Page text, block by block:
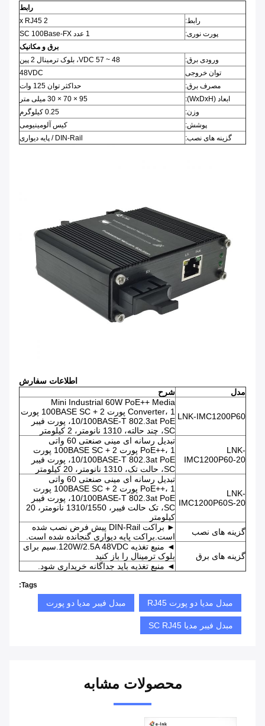
رابط
رابط:
2 x RJ45
پورت نوری:
1 عدد SC 100Base-FX
برق و مکانیک
ورودی برق:
48 ~ 57 VDC، بلوک ترمینال 2 پین
توان خروجی
48VDC
مصرف برق:
حداکثر توان 125 وات
ابعاد (WxDxH):
95 × 70 × 30 میلی متر
وزن:
0.25 کیلوگرم
پوشش:
کیس آلومینیومی
گزینه های نصب:
DIN-Rail / پایه دیواری
اطلاعات سفارش
مدل
شرح
LNK-IMC1200P60
Mini Industrial 60W PoE++ Media
Converter، 1 پورت 100BASE SC + 2 پورت
10/100BASE-T 802.3at PoE، پورت فیبر
SC، چند حالته، 1310 نانومتر، 2 کیلومتر
LNK-
IMC1200P60-20
تبدیل رسانه ای مینی صنعتی 60 واتی
PoE++، 1 پورت 100BASE SC + 2 پورت
10/100BASE-T 802.3at PoE، پورت فیبر
SC، حالت تک، 1310 نانومتر، 20 کیلومتر
LNK-
IMC1200P60S-20
تبدیل رسانه ای مینی صنعتی 60 واتی
PoE++، 1 پورت 100BASE SC + 2 پورت
10/100BASE-T 802.3at PoE، پورت فیبر
SC، تک حالت فیبر، 1310/1550 نانومتر، 20
کیلومتر
گزینه های نصب
► براکت DIN-Rail پیش فرض نصب شده
است.براکت پایه دیواری گنجانده شده است.
گزینه های برق
◄ منبع تغذیه 120W/2.5A 48VDC.سیم برای
بلوک ترمینال را باز کنید
◄ منبع تغذیه باید جداگانه خریداری شود.
Tags:
مبدل مدیا دو پورت RJ45 مبدل فیبر مدیا دو پورت
مبدل فیبر مدیا SC RJ45
محصولات مشابه